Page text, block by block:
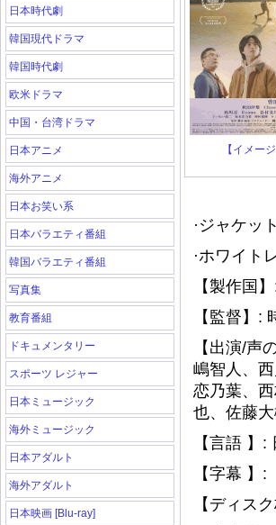
日本時代劇
韓国現代ドラマ
韓国時代劇
欧米ドラマ
中国・台湾ドラマ
日本アニメ
海外アニメ
日本お笑い系
日本バラエティ番組
韓国バラエティ番組
写真集
教育番組
ドキュメンタリー
スポーツ レジャー
日本ミュージック
海外ミュージック
日本アダルト
海外アダルト
日本映画 [Blu-ray]
【イメー
·ジャケッ
·ホワイト
【製作国
【監督】:
【出演/声
嶋智人、
恋乃葉、
也、佐藤
【言語 】
【字幕 】:
【ディス